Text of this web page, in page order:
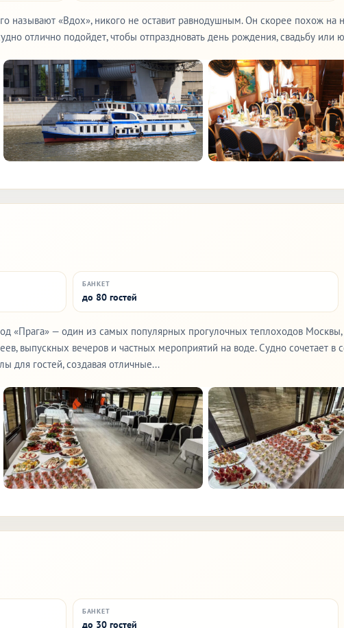
называют «Вдох», никого не оставит равнодушным. Он скорее похож на
отлично подойдет, чтобы отпраздновать день рождения, свадьбу или
БАНКЕТ
до 80 гостей
«Прага» — один из самых популярных прогулочных теплоходов
выпускных вечеров и частных мероприятий на воде. Судно сочетает в
для гостей, создавая отличные...
БАНКЕТ
до 30 гостей